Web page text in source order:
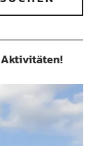
Aktivitäten!